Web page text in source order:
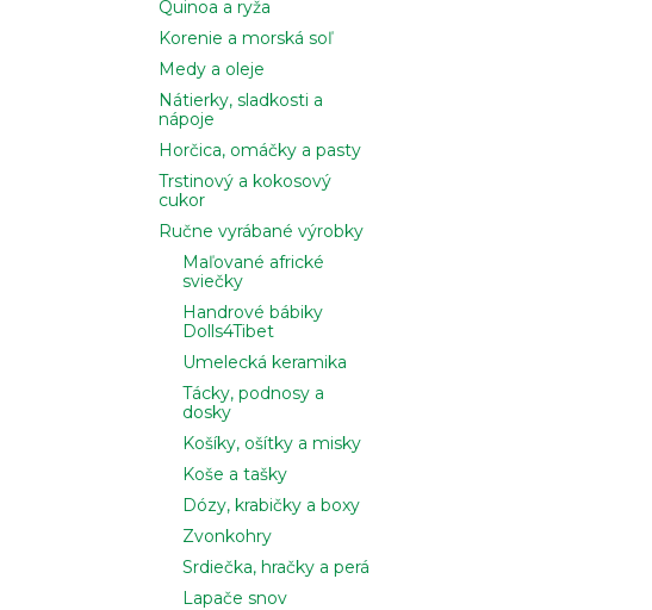
Quinoa a ryža
Korenie a morská soľ
Medy a oleje
Nátierky, sladkosti a
nápoje
Horčica, omáčky a pasty
Trstinový a kokosový
cukor
Ručne vyrábané výrobky
Maľované africké
sviečky
Handrové bábiky
Dolls4Tibet
Umelecká keramika
Tácky, podnosy a
dosky
Košíky, ošítky a misky
Koše a tašky
Dózy, krabičky a boxy
Zvonkohry
Srdiečka, hračky a perá
Lapače snov